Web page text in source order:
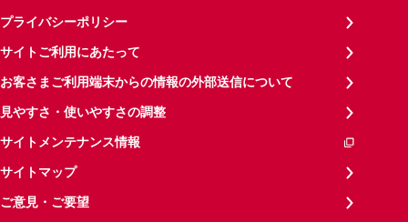
プライバシーポリシー
サイトご利用にあたって
お客さまご利用端末からの情報の外部送信について
見やすさ・使いやすさの調整
サイトメンテナンス情報
サイトマップ
ご意見・ご要望